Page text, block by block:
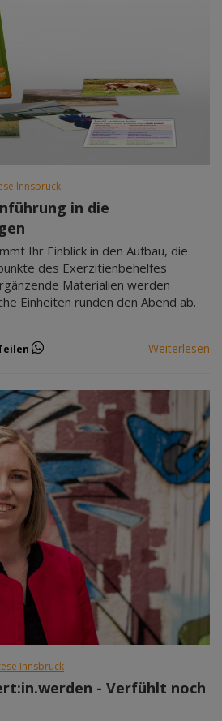
Innsbruck
in die
Ihr Einblick in den Aufbau, die
des Exerzitienbehelfes
Materialien werden
Einheiten runden den Abend ab.
Weiterlesen
Innsbruck
- Verfühlt noch